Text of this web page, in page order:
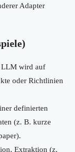
Adapter
LLM wird auf
oder Richtlinien
definierten
(z. B. kurze
Extraktion (z.